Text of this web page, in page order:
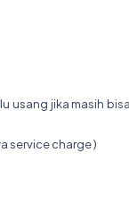
usang jika masih
service charge )